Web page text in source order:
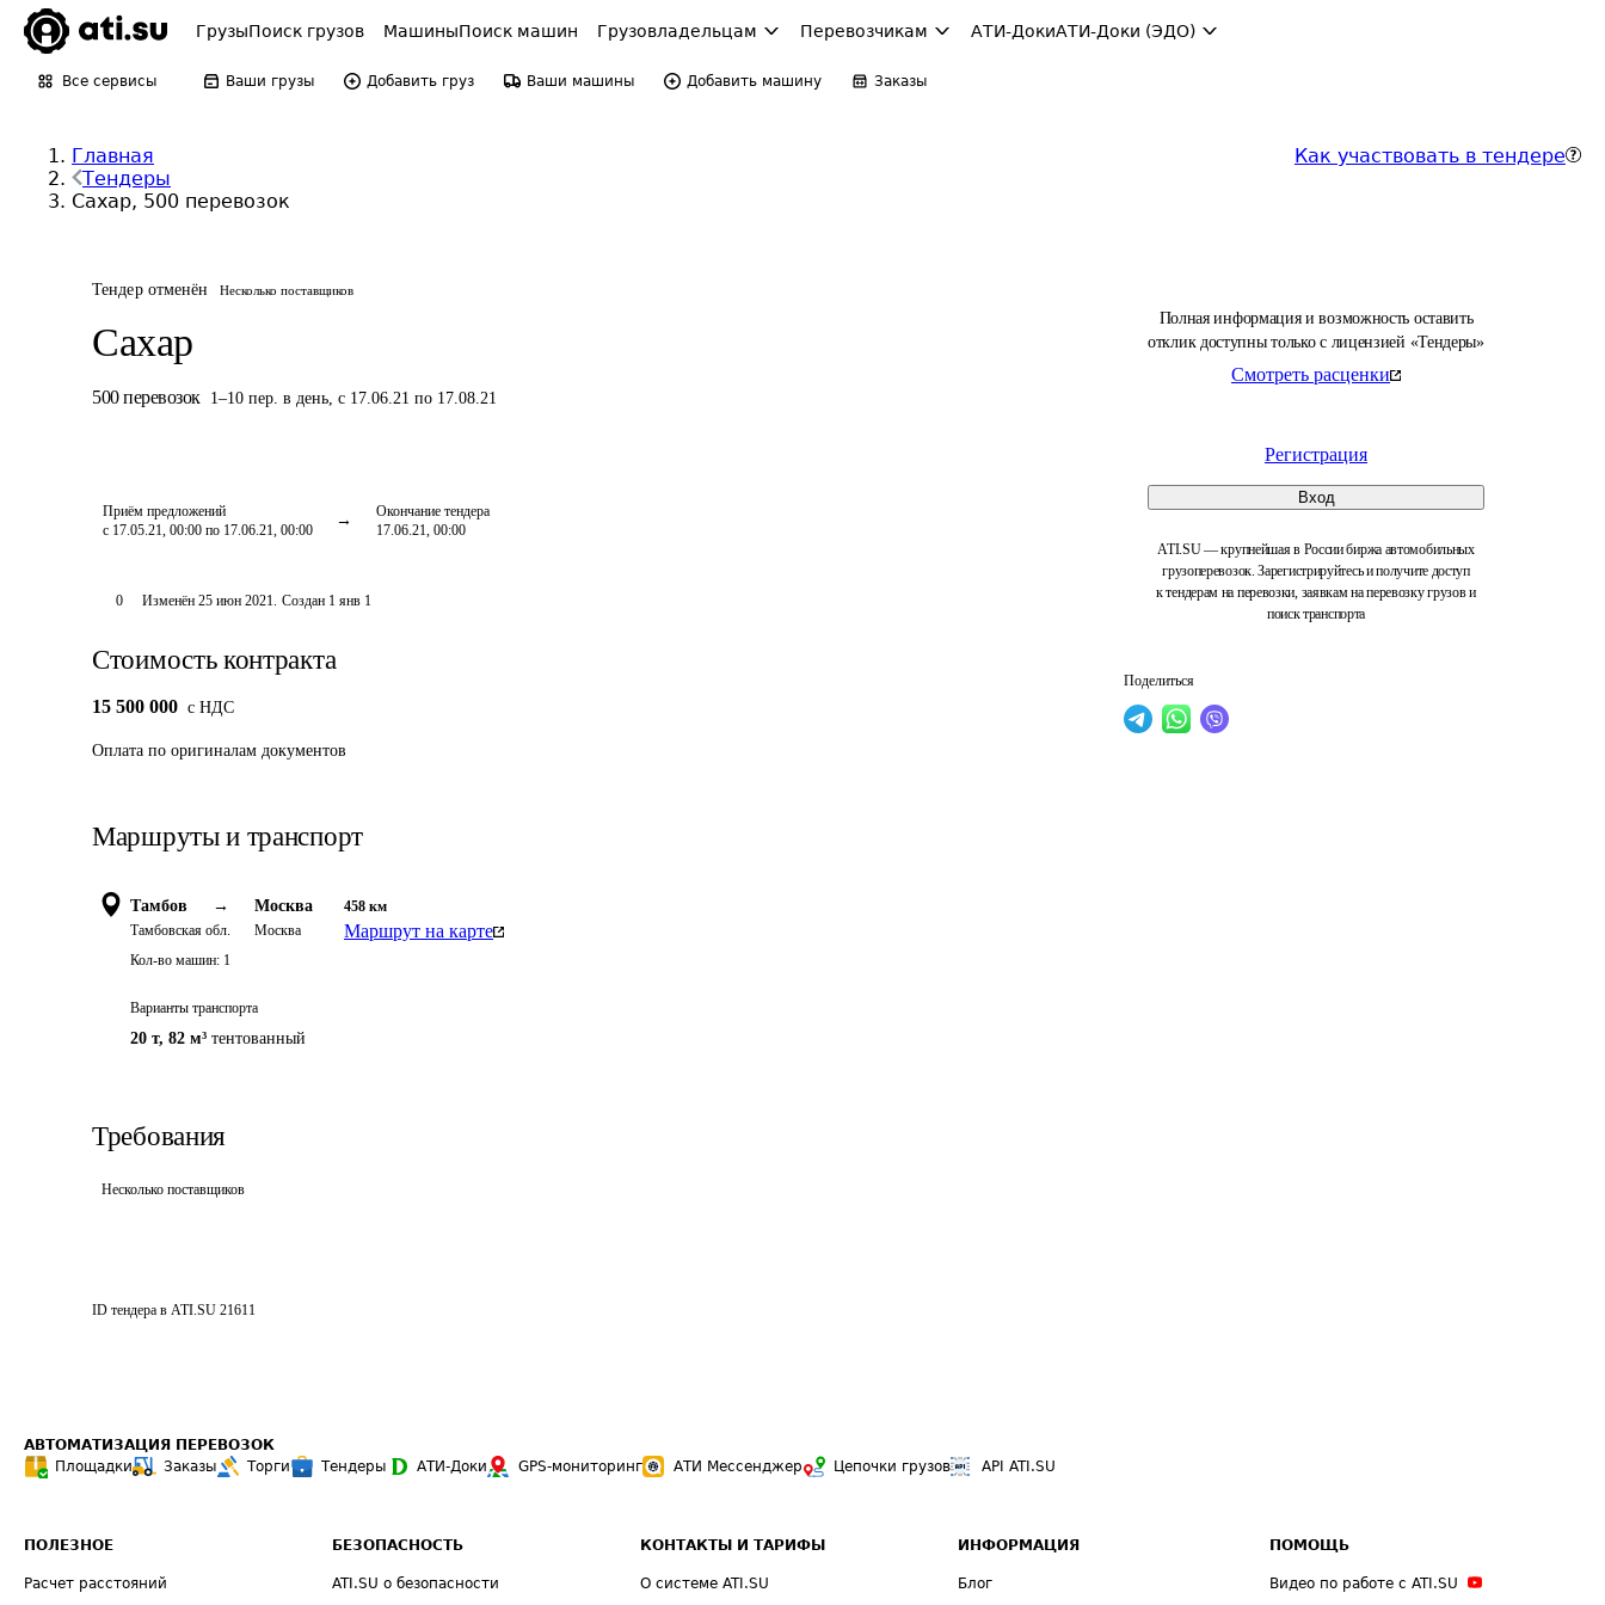
ГрузыПоиск грузов МашиныПоиск машин Грузовладельцам Перевозчикам АТИ-ДокиАТИ-Доки (ЭДО)
Все сервисы Ваши грузы Добавить груз Ваши машины Добавить машину Заказы
Главная
Тендеры
Сахар, 500 перевозок
Как участвовать в тендере
Тендер отменён Несколько поставщиков
Сахар
500 перевозок 1–10 пер. в день, с 17.06.21 по 17.08.21
Приём предложений
с 17.05.21, 00:00 по 17.06.21, 00:00
Окончание тендера
17.06.21, 00:00
Полная информация и возможность оставить
отклик доступны только с лицензией «Тендеры»
Смотреть расценки
Регистрация
Вход
ATI.SU — крупнейшая в России биржа автомобильных
грузоперевозок. Зарегистрируйтесь и получите доступ
к тендерам на перевозки, заявкам на перевозку грузов и
поиск транспорта
Поделиться
0 Изменён 25 июн 2021. Создан 1 янв 1
Стоимость контракта
15 500 000 c НДС
Оплата по оригиналам документов
Маршруты и транспорт
Тамбов →
Тамбовская обл.
Москва
Москва
458 км
Маршрут на карте
Кол-во машин: 1
Варианты транспорта
20 т, 82 м³ тентованный
Требования
Несколько поставщиков
ID тендера в ATI.SU 21611
АВТОМАТИЗАЦИЯ ПЕРЕВОЗОК
Площадки
Заказы Торги Тендеры АТИ-Доки GPS-мониторинг АТИ Мессенджер Цепочки грузов API ATI.SU
ПОЛЕЗНОЕ
Расчет расстояний
БЕЗОПАСНОСТЬ
ATI.SU о безопасности
КОНТАКТЫ И ТАРИФЫ
О системе ATI.SU
ИНФОРМАЦИЯ
Блог
ПОМОЩЬ
Видео по работе с ATI.SU